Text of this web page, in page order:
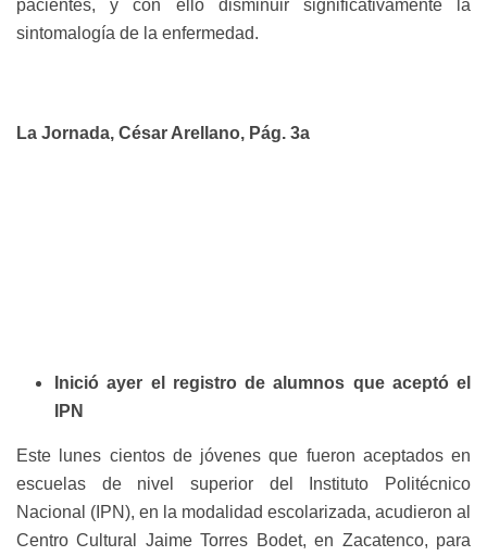
pacientes, y con ello disminuir significativamente la
sintomalogía de la enfermedad.
La Jornada, César Arellano, Pág. 3a
Inició ayer el registro de alumnos que aceptó el
IPN
Este lunes cientos de jóvenes que fueron aceptados en
escuelas de nivel superior del Instituto Politécnico
Nacional (IPN), en la modalidad escolarizada, acudieron al
Centro Cultural Jaime Torres Bodet, en Zacatenco, para